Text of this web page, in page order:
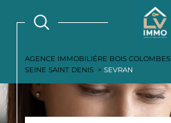
AGENCE IMMOBILIÉRE BOIS COLOMBES
SEINE SAINT DENIS
SEVRAN